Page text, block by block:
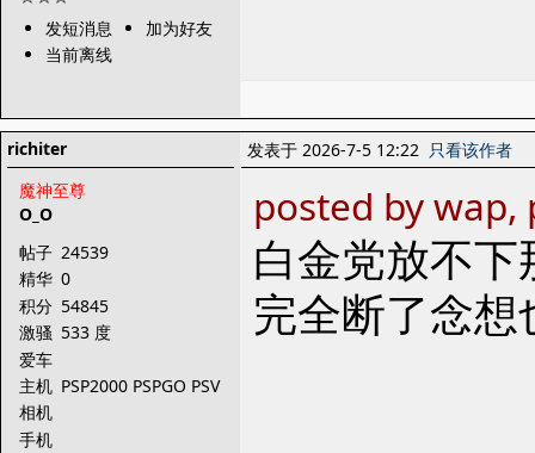
发短消息
加为好友
当前离线
richiter
魔神至尊
O_O
帖子 24539
精华 0
积分 54845
激骚 533 度
爱车
主机 PSP2000 PSPGO PSV
相机
手机
发表于 2026-7-5 12:22 只看该作者
posted by
白金党放不
完全断了念想